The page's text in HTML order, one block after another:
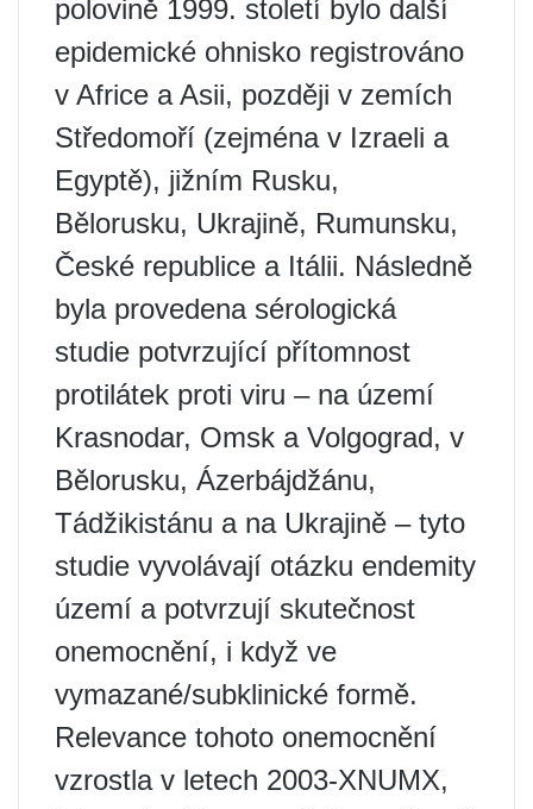
polovině 1999. století bylo další
epidemické ohnisko registrováno
v Africe a Asii, později v zemích
Středomoří (zejména v Izraeli a
Egyptě), jižním Rusku,
Bělorusku, Ukrajině, Rumunsku,
České republice a Itálii. Následně
byla provedena sérologická
studie potvrzující přítomnost
protilátek proti viru – na území
Krasnodar, Omsk a Volgograd, v
Bělorusku, Ázerbájdžánu,
Tádžikistánu a na Ukrajině – tyto
studie vyvolávají otázku endemity
území a potvrzují skutečnost
onemocnění, i když ve
vymazané/subklinické formě.
Relevance tohoto onemocnění
vzrostla v letech 2003-XNUMX,